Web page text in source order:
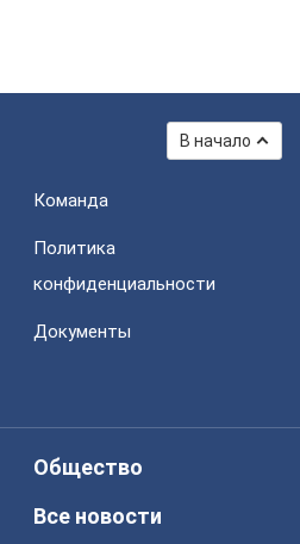
В начало
Команда
Политика
конфиденциальности
Документы
Общество
Все новости